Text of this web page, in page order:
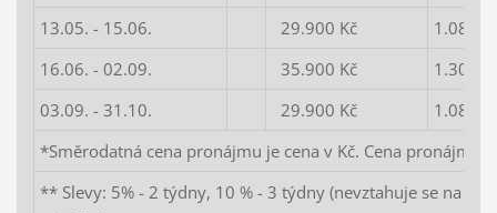
13.05. - 15.06.
29.900 Kč
1.088
16.06. - 02.09.
35.900 Kč
1.305
03.09. - 31.10.
29.900 Kč
1.088
*Směrodatná cena pronájmu je cena v Kč. Cena pronájmu
** Slevy: 5% - 2 týdny, 10 % - 3 týdny (nevztahuje se na